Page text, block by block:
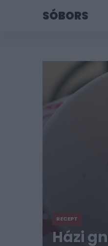
SÓBORS
RECEPT
Házi